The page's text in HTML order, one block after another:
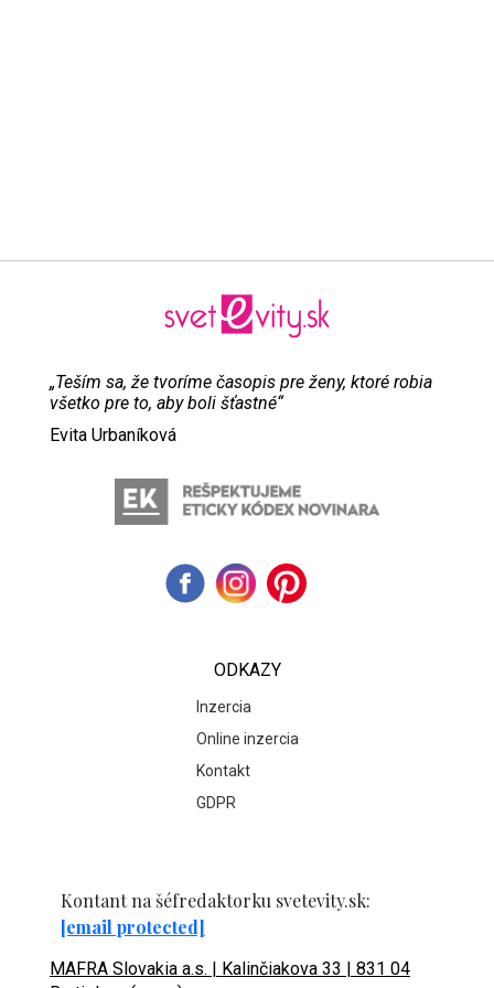
„Teším sa, že tvoríme časopis pre ženy, ktoré robia
všetko pre to, aby boli šťastné“
Evita Urbaníková
ODKAZY
Inzercia
Online inzercia
Kontakt
GDPR
Kontant na šéfredaktorku svetevity.sk:
[email protected]
MAFRA Slovakia a.s. | Kalinčiakova 33 | 831 04